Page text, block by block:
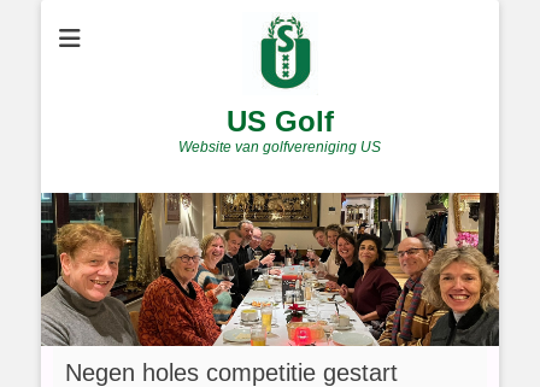
US Golf
Website van golfvereniging US
Negen holes competitie gestart